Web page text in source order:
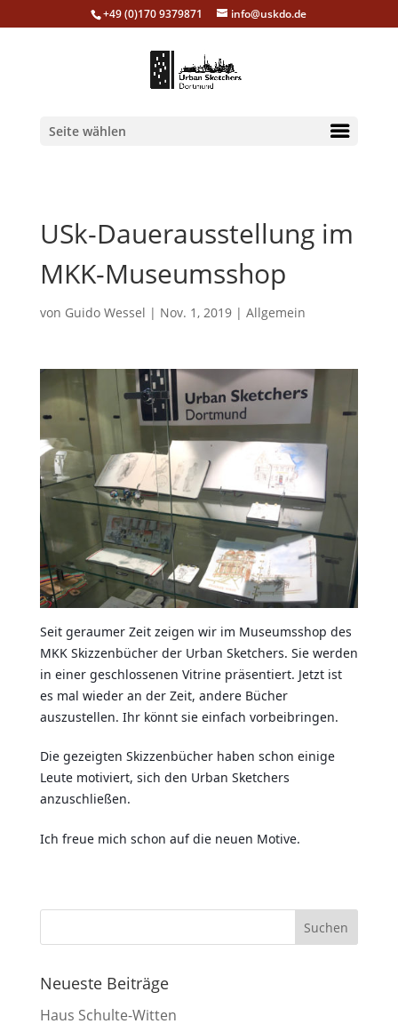
+49 (0)170 9379871 info@uskdo.de
Seite wählen
USk-Dauerausstellung im
MKK-Museumsshop
von Guido Wessel | Nov. 1, 2019| Allgemein
Seit geraumer Zeit zeigen wir im Museumsshop des
MKK Skizzenbücher der Urban Sketchers. Sie werden
in einer geschlossenen Vitrine präsentiert. Jetzt ist
es mal wieder an der Zeit, andere Bücher
auszustellen. Ihr könnt sie einfach vorbeibringen.
Die gezeigten Skizzenbücher haben schon einige
Leute motiviert, sich den Urban Sketchers
anzuschließen.
Ich freue mich schon auf die neuen Motive.
Neueste Beiträge
Haus Schulte-Witten